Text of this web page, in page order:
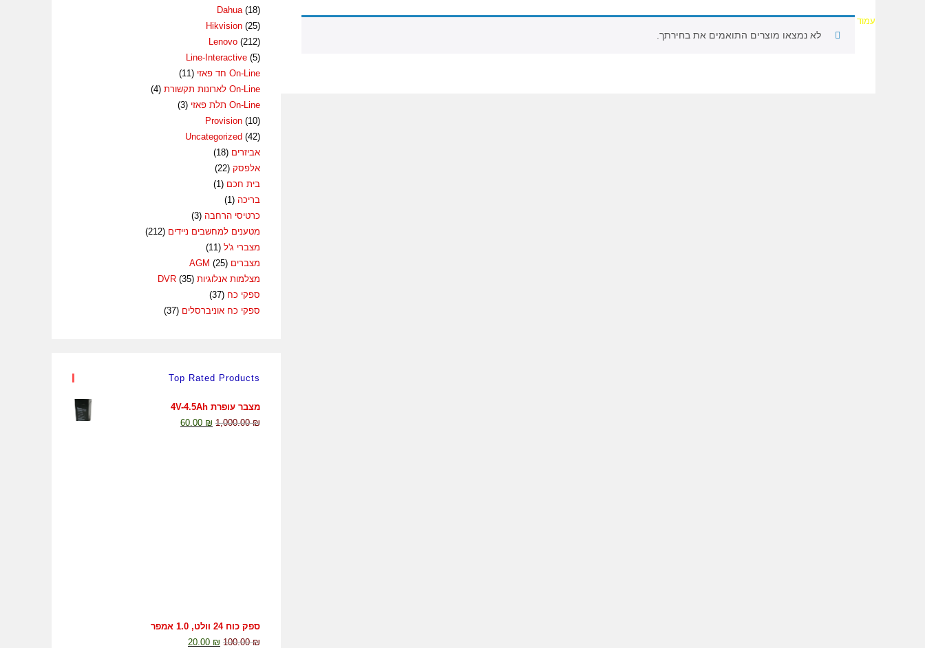
עמוד הבית
לא נמצאו מוצרים התואמים את בחירתך.
Dahua (18)
Hikvision (25)
Lenovo (212)
Line-Interactive (5)
On-Line חד פאזי
(11)
On-Line לארונות תקשורת
(4)
On-Line תלת פאזי
(3)
Provision (10)
Uncategorized (42)
אביזרים (18)
אלפסק (22)
בית חכם (1)
בריכה (1)
כרטיסי הרחבה (3)
מטענים למחשבים ניידים (212)
מצברי ג'ל (11)
מצברים AGM (25)
מצלמות אנלוגיות DVR (35)
ספקי כח (37)
ספקי כח אוניברסלים (37)
Top Rated Products
מצבר עופרת 4V-4.5Ah
1,000.00₪
60.00 ₪
ספק כוח 24 וולט, 1.0 אמפר
100.00₪
20.00 ₪